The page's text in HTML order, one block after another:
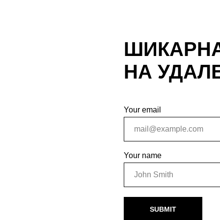
НА
Your email
Your name
SUBMIT